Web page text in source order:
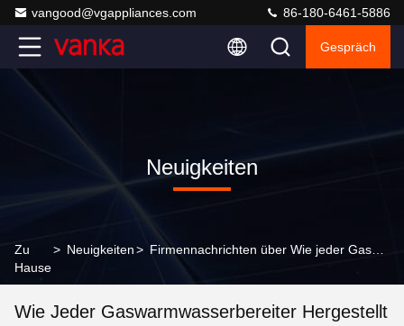
vangood@vgappliances.com 86-180-6461-5886
Gespräch
Neuigkeiten
Zu
Hause
> Neuigkeiten>
Wie Jeder Gaswarmwasserbereiter Hergestellt